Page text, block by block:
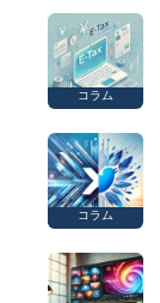
コラム
コラム